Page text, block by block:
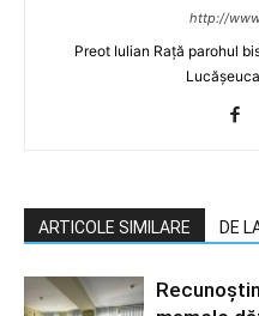
http://
Preot Iulian Rață parohul
ARTICOLE SIMILARE DE